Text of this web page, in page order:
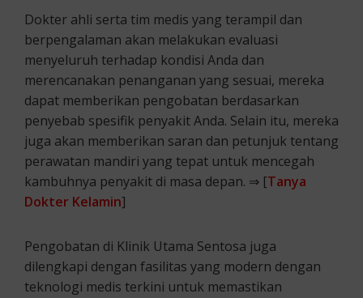
Dokter ahli serta tim medis yang terampil dan
berpengalaman akan melakukan evaluasi
menyeluruh terhadap kondisi Anda dan
merencanakan penanganan yang sesuai, mereka
dapat memberikan pengobatan berdasarkan
penyebab spesifik penyakit Anda. Selain itu, mereka
juga akan memberikan saran dan petunjuk tentang
perawatan mandiri yang tepat untuk mencegah
kambuhnya penyakit di masa depan. ⇒ [Tanya
Dokter Kelamin]
Pengobatan di Klinik Utama Sentosa juga
dilengkapi dengan fasilitas yang modern dengan
teknologi medis terkini untuk memastikan